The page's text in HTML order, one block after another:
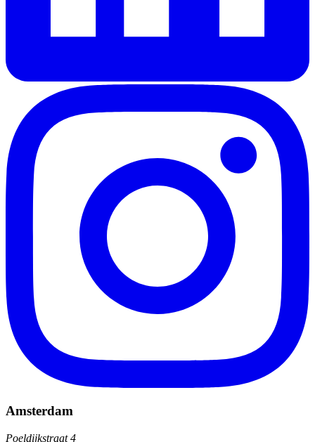
Amsterdam
Poeldijkstraat 4